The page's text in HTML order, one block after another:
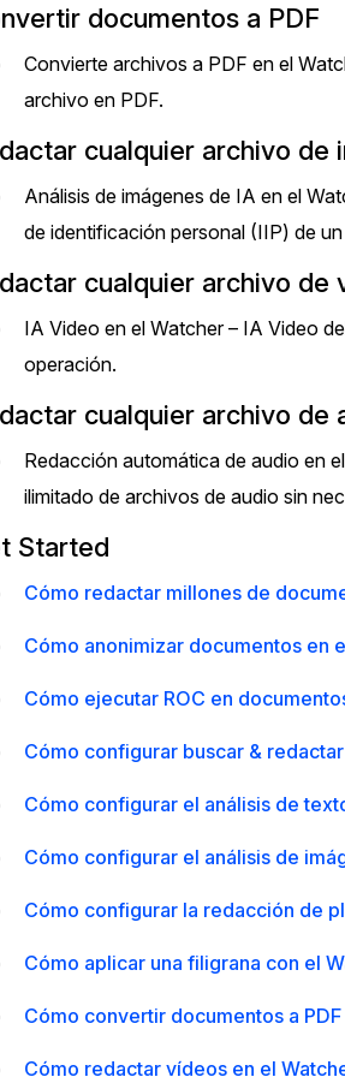
documentos a PDF
Convierte archivos a PDF en el
archivo en PDF.
cualquier archivo de
Análisis de imágenes de IA en el
de identificación personal (IIP) de
cualquier archivo de
IA Video en el Watcher – IA Video
operación.
cualquier archivo de
Redacción automática de audio en
ilimitado de archivos de audio sin
Started
Cómo redactar millones de
Cómo anonimizar documentos en
Cómo ejecutar ROC en
Cómo configurar buscar &
Cómo configurar el análisis de
Cómo configurar el análisis de
Cómo configurar la redacción de
Cómo aplicar una filigrana con el
Cómo convertir documentos a
Cómo redactar vídeos en el